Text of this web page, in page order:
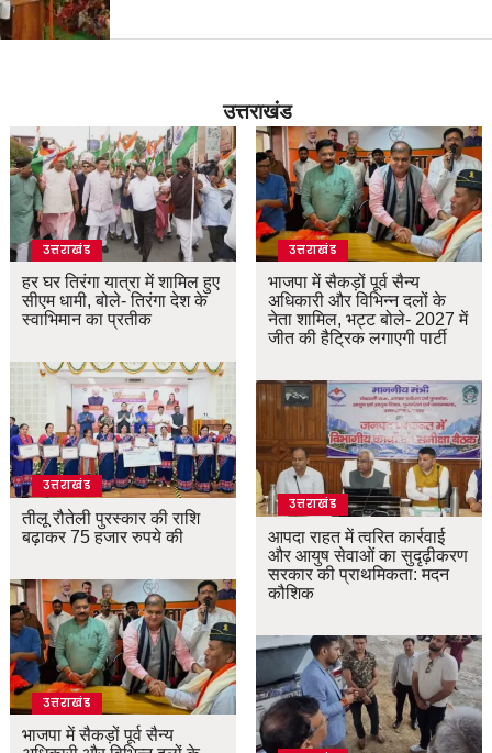
उत्तराखंड
उत्तराखंड
हर घर तिरंगा यात्रा में शामिल हुए
सीएम धामी, बोले- तिरंगा देश के
स्वाभिमान का प्रतीक
उत्तराखंड
तीलू रौतेली पुरस्कार की राशि
बढ़ाकर 75 हजार रुपये की
उत्तराखंड
भाजपा में सैकड़ों पूर्व सैन्य
उत्तराखंड
भाजपा में सैकड़ों पूर्व सैन्य
अधिकारी और विभिन्न दलों के
नेता शामिल, भट्ट बोले- 2027 में
जीत की हैट्रिक लगाएगी पार्टी
उत्तराखंड
आपदा राहत में त्वरित कार्रवाई
और आयुष सेवाओं का सुदृढ़ीकरण
सरकार की प्राथमिकता: मदन
कौशिक